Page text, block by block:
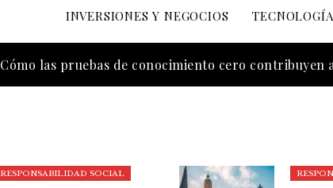
INVERSIONES Y NEGOCIOS TECNOLOGÍA
El legado de Estocolmo en acuerdos sobre
RESPONSABILIDAD SOCIAL